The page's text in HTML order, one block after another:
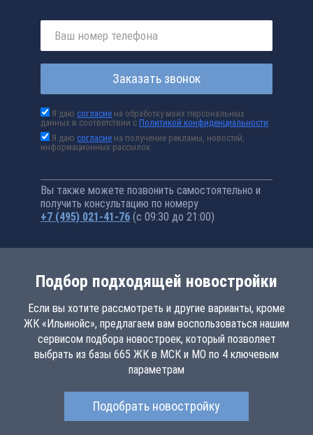
Заказать звонок
Я даюсогласие на обработку моих персональных
данных в соответствии сПолитикой конфиденциальности
Я даюсогласие на получение рекламы, новостей,
информационных рассылок
Вы также можете позвонить самостоятельно и
получить консультацию по номеру
+7 (495) 021-41-76 (с 09:30 до 21:00)
Подбор подходящей новостройки
Если вы хотите рассмотреть и другие варианты, кроме
ЖК «Ильинойс», предлагаем вам воспользоваться нашим
сервисом подбора новостроек, который позволяет
выбрать из базы 665 ЖК в МСК и МО по 4 ключевым
параметрам
Подобрать новостройку